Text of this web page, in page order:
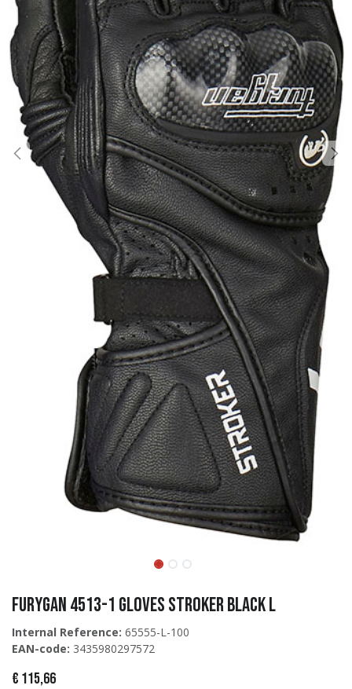
Furygan 4513-1 Gloves Stroker Black L
Internal Reference: 65555-L-100
EAN-code: 3435980297572
€ 115,66